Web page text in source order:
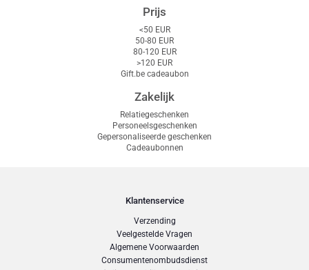
Prijs
<50 EUR
50-80 EUR
80-120 EUR
>120 EUR
Gift.be cadeaubon
Zakelijk
Relatiegeschenken
Personeelsgeschenken
Gepersonaliseerde geschenken
Cadeaubonnen
Klantenservice
Verzending
Veelgestelde Vragen
Algemene Voorwaarden
Consumentenombudsdienst